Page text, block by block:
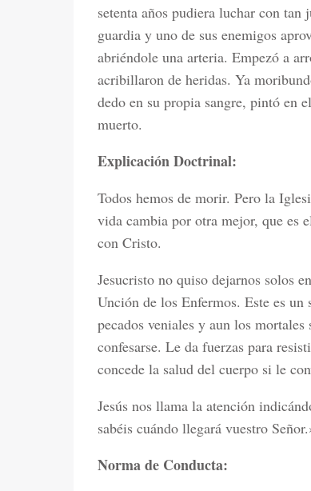
setenta años pudiera luchar con
guardia y uno de sus enemigos
abriéndole una arteria. Empezó a
acribillaron de heridas. Ya
dedo en su propia sangre, pintó en
muerto.
Explicación Doctrinal:
Todos hemos de morir. Pero la
vida cambia por otra mejor, que es
con Cristo.
Jesucristo no quiso dejarnos solos
Unción de los Enfermos. Este es un
pecados veniales y aun los
confesarse. Le da fuerzas para
concede la salud del cuerpo si le
Jesús nos llama la atención
sabéis cuándo llegará vuestro
Norma de Conducta: